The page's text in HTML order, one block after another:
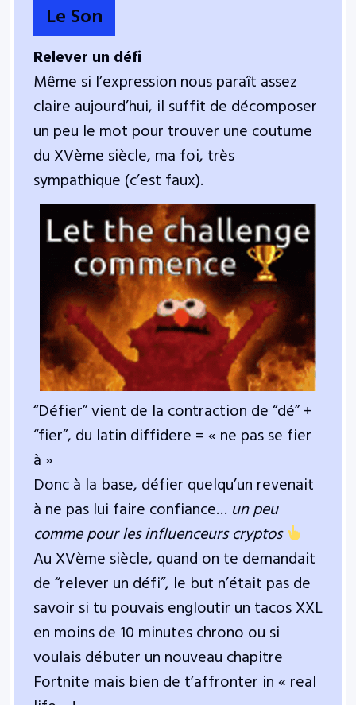
Le Son
Relever un défi
Même si l’expression nous paraît assez
claire aujourd’hui, il suffit de décomposer
un peu le mot pour trouver une coutume
du XVème siècle, ma foi, très
sympathique (c’est faux).
“Défier” vient de la contraction de “dé” +
“fier”, du latin diffidere = « ne pas se fier
à »
Donc à la base, défier quelqu’un revenait
à ne pas lui faire confiance… un peu
comme pour les influenceurs cryptos
Au XVème siècle, quand on te demandait
de “relever un défi”, le but n’était pas de
savoir si tu pouvais engloutir un tacos XXL
en moins de 10 minutes chrono ou si
voulais débuter un nouveau chapitre
Fortnite mais bien de t’affronter in « real